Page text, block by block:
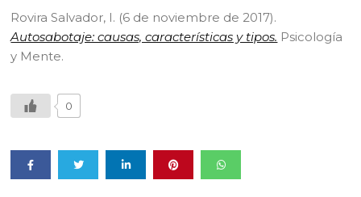
Rovira Salvador, I. (6 de noviembre de 2017).
Autosabotaje: causas, características y tipos. Psicología
y Mente.
0